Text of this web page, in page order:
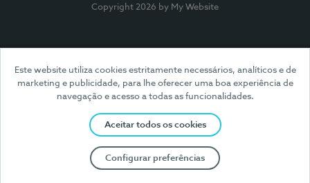
Este website utiliza cookies estritamente necessários, analíticos e de
marketing e publicidade, para lhe oferecer uma boa experiência de
navegação e acesso a todas as funcionalidades.
Aceitar todos os cookies
Configurar preferências
Copyright 2026 by My Website